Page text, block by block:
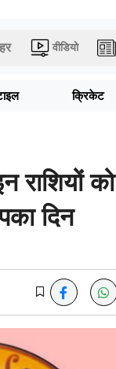
वीडियो
क्रिकेट
को
दिन